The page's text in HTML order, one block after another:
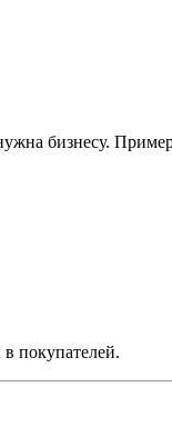
бизнесу.
покупателей.